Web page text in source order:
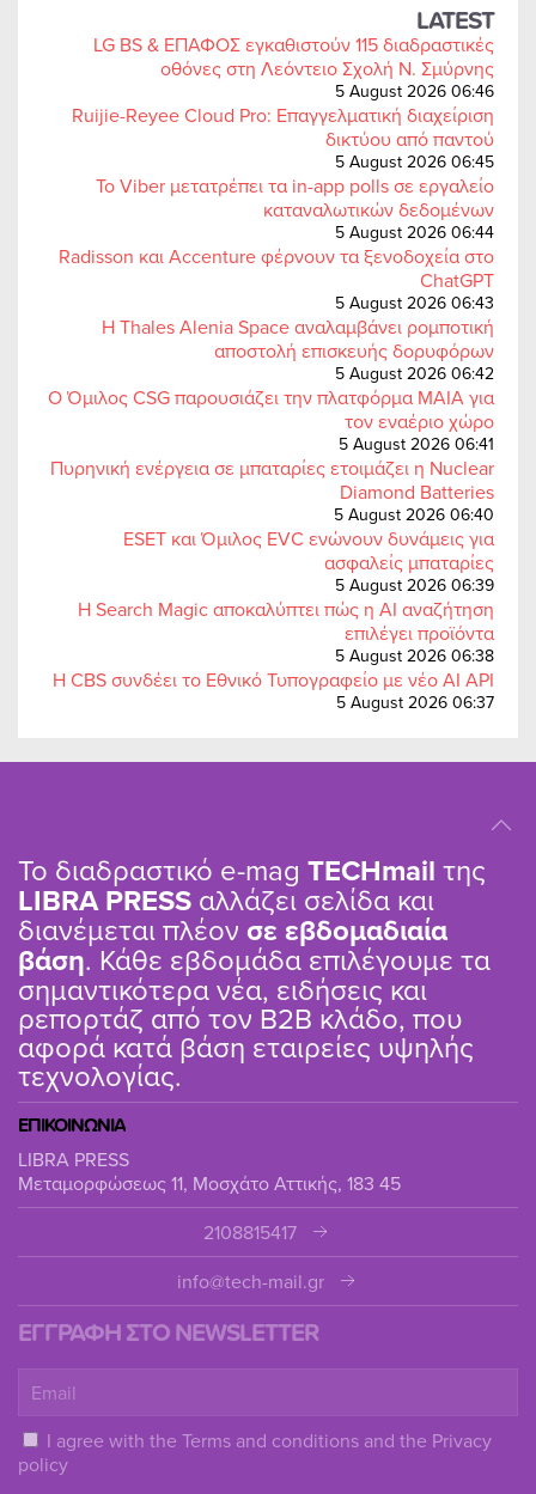
LATEST
LG BS & ΕΠΑΦΟΣ εγκαθιστούν 115 διαδραστικές
οθόνες στη Λεόντειο Σχολή Ν. Σμύρνης
5 August 2026 06:46
Ruijie-Reyee Cloud Pro: Επαγγελματική διαχείριση
δικτύου από παντού
5 August 2026 06:45
Το Viber μετατρέπει τα in-app polls σε εργαλείο
καταναλωτικών δεδομένων
5 August 2026 06:44
Radisson και Accenture φέρνουν τα ξενοδοχεία στο
ChatGPT
5 August 2026 06:43
Η Thales Alenia Space αναλαμβάνει ρομποτική
αποστολή επισκευής δορυφόρων
5 August 2026 06:42
Ο Όμιλος CSG παρουσιάζει την πλατφόρμα MAIA για
τον εναέριο χώρο
5 August 2026 06:41
Πυρηνική ενέργεια σε μπαταρίες ετοιμάζει η Nuclear
Diamond Batteries
5 August 2026 06:40
ESET και Όμιλος EVC ενώνουν δυνάμεις για
ασφαλείς μπαταρίες
5 August 2026 06:39
Η Search Magic αποκαλύπτει πώς η AI αναζήτηση
επιλέγει προϊόντα
5 August 2026 06:38
Η CBS συνδέει το Εθνικό Τυπογραφείο με νέο AI API
5 August 2026 06:37
Το διαδραστικό e-mag TΕCHmail της
LIBRA PRESS αλλάζει σελίδα και
διανέμεται πλέον σε εβδομαδιαία
βάση. Κάθε εβδομάδα επιλέγουμε τα
σημαντικότερα νέα, ειδήσεις και
ρεπορτάζ από τον B2B κλάδο, που
αφορά κατά βάση εταιρείες υψηλής
τεχνολογίας.
ΕΠΙΚΟΙΝΩΝΙΑ
LIBRA PRESS
Μεταμορφώσεως 11, Μοσχάτο Αττικής, 183 45
2108815417
info@tech-mail.gr
ΕΓΓΡΑΦΗ ΣΤΟ NEWSLETTER
I agree with the Terms and conditions and the Privacy
policy